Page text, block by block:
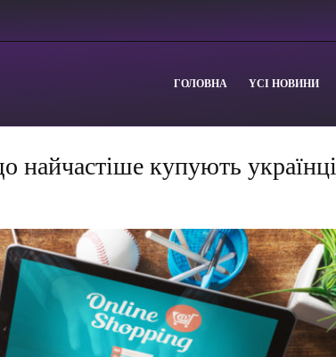
ГОЛОВНА YСІ НОВИНИ
найчастіше купують українці